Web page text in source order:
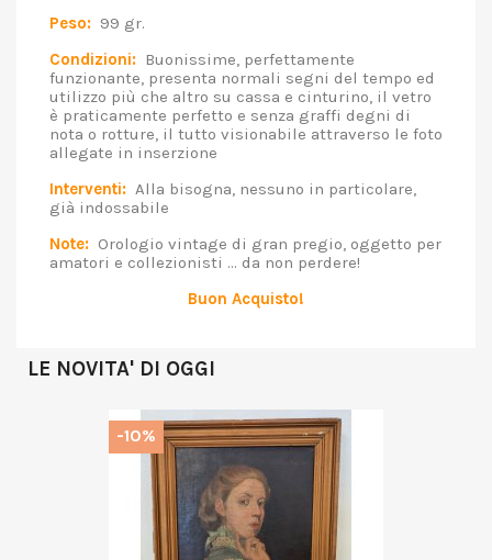
Peso: 99 gr.
Condizioni: Buonissime, perfettamente
funzionante, presenta normali segni del tempo ed
utilizzo più che altro su cassa e cinturino, il vetro
è praticamente perfetto e senza graffi degni di
nota o rotture, il tutto visionabile attraverso le foto
allegate in inserzione
Interventi: Alla bisogna, nessuno in particolare,
già indossabile
Note: Orologio vintage di gran pregio, oggetto per
amatori e collezionisti ... da non perdere!
Buon Acquisto!
LE NOVITA' DI OGGI
-10%